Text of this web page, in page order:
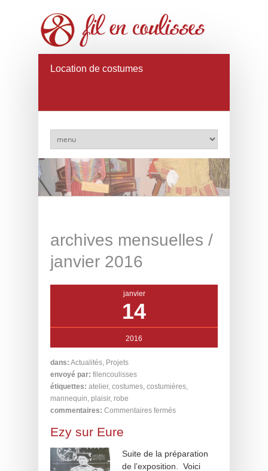
Location de costumes
archives mensuelles /
janvier 2016
janvier
14
2016
dans: Actualités, Projets
envoyé par: filencoulisses
étiquettes: atelier, costumes, costumières,
mannequin, plaisir, robe
commentaires: Commentaires fermés
Ezy sur Eure
Suite de la préparation
de l’exposition. Voici